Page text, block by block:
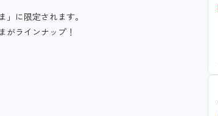
に限定されます。
がラインナップ！